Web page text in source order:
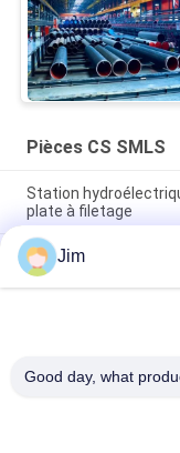
Pièces CS SMLS
Station
plate à filetage
Pour l'application de
d'emballage doivent
en acier.
6m Api 5l Astm
Jim
Good day, what